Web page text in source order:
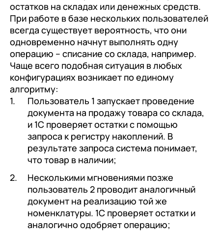
остатков на складах или денежных средств.
При работе в базе нескольких пользователей
всегда существует вероятность, что они
одновременно начнут выполнять одну
операцию – списание со склада, например.
Чаще всего подобная ситуация в любых
конфигурациях возникает по единому
алгоритму:
Пользователь 1 запускает проведение
документа на продажу товара со склада,
и 1С проверяет остатки с помощью
запроса к регистру накоплений. В
результате запроса система понимает,
что товар в наличии;
Несколькими мгновениями позже
пользователь 2 проводит аналогичный
документ на реализацию той же
номенклатуры. 1С проверяет остатки и
аналогично одобряет операцию;
Переход с Terrasoft CRM на 1С:CRM или
1С-Битрикс 24
документооборот (КЭДО)
1С:Кабинет сотрудника
Внутренний документооборот (СЭД)
1С:Документооборот 8
Управление финансами (FRP)
1С:Управление холдингом
WA:Финансист
Отраслевые решения
Легкая логистика
Бизнес-аналитика (BI)
1С:Аналитика
Управление взаимоотношениями
с клиентами (CRM)
Прочие отрасли
Контакты
Релокация
Грейды
Истории успеха
Отзывы сотрудников